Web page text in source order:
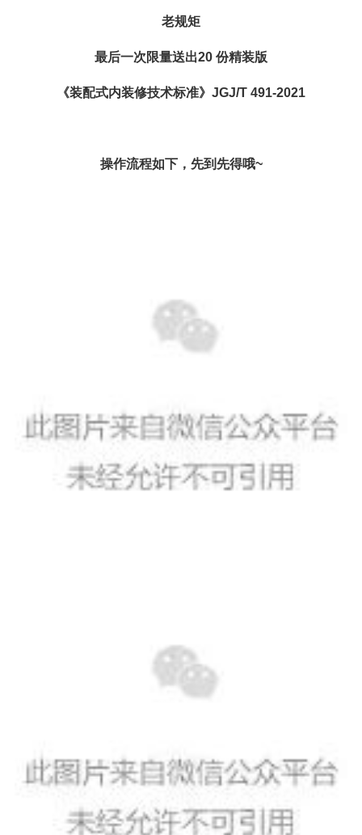
老规矩
最后一次限量送出20 份精装版
《装配式内装修技术标准》JGJ/T 491-2021
操作流程如下，先到先得哦~